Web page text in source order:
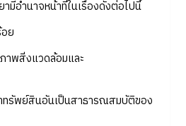
มีอำนาจหน้าที่ในเรื่องดังต่อไปนี้
ย
าพสิ่งแวดล้อมและ
ทรัพย์สินอันเป็นสาธารณสมบัติของ